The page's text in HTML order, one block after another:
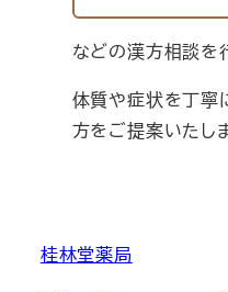
などの漢方相談を
体質や症状を丁寧
方をご提案いたし
桂林堂薬局